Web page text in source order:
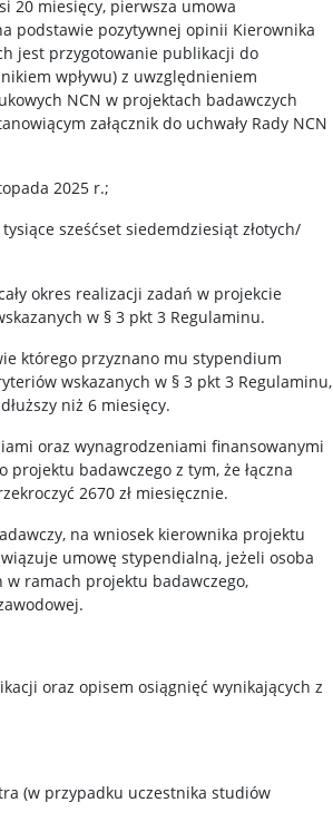
20 miesięcy, pierwsza umowa
podstawie pozytywnej opinii Kierownika
jest przygotowanie publikacji do
wpływu) z uwzględnieniem
NCN w projektach badawczych
załącznik do uchwały Rady NCN
2025 r.;
sześćset siedemdziesiąt złotych/
okres realizacji zadań w projekcie
w § 3 pkt 3 Regulaminu.
którego przyznano mu stypendium
wskazanych w § 3 pkt 3 Regulaminu,
niż 6 miesięcy.
oraz wynagrodzeniami finansowanymi
badawczego z tym, że łączna
2670 zł miesięcznie.
na wniosek kierownika projektu
umowę stypendialną, jeżeli osoba
ramach projektu badawczego,
oraz opisem osiągnięć wynikających z
(w przypadku uczestnika studiów